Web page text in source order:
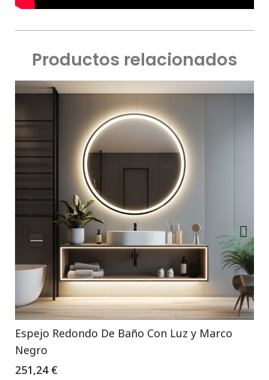
Productos relacionados
Espejo Redondo De Baño Con Luz y Marco
Negro
251,24 €